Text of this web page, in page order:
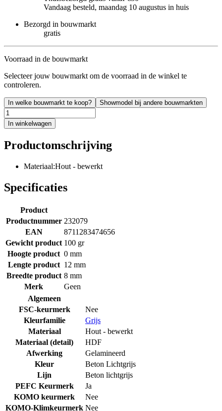
Vandaag besteld, maandag 10 augustus in huis
Bezorgd in bouwmarkt
gratis
Voorraad in de bouwmarkt
Selecteer jouw bouwmarkt om de voorraad in de winkel te
controleren.
In welke bouwmarkt te koop? Showmodel bij andere bouwmarkten
In winkelwagen
Productomschrijving
Materiaal:Hout - bewerkt
Specificaties
Product
Productnummer 232079
EAN
8711283474656
Gewicht product 100 gr
Hoogte product 0 mm
Lengte product 12 mm
Breedte product 8 mm
Merk
Geen
Algemeen
FSC-keurmerk
Nee
Kleurfamilie
Grijs
Materiaal
Hout - bewerkt
Materiaal (detail)
HDF
Afwerking
Gelamineerd
Kleur
Beton Lichtgrijs
Lijn
Beton lichtgrijs
PEFC Keurmerk
Ja
KOMO keurmerk
Nee
KOMO-Klimkeurmerk Nee